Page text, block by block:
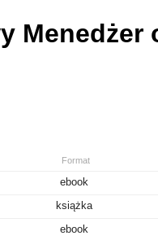
Menedżer
Format
ebook
książka
ebook